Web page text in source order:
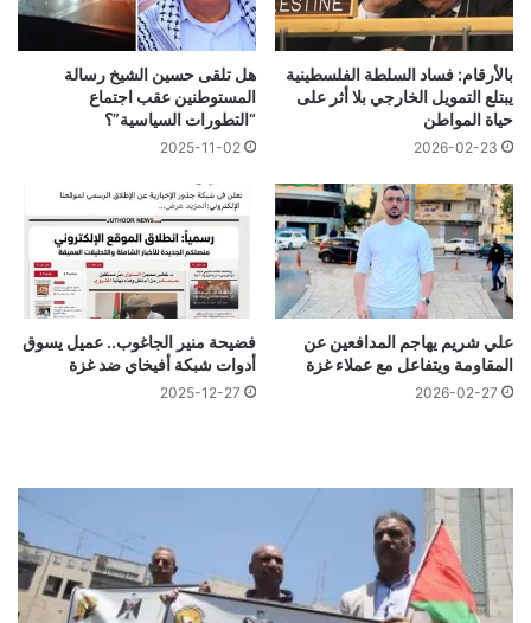
بالأرقام: فساد السلطة الفلسطينية
يبتلع التمويل الخارجي بلا أثر على
حياة المواطن
2026-02-23
هل تلقى حسين الشيخ رسالة
المستوطنين عقب اجتماع
“التطورات السياسية”؟
2025-11-02
علي شريم يهاجم المدافعين عن
المقاومة ويتفاعل مع عملاء غزة
2026-02-27
فضيحة منير الجاغوب.. عميل يسوق
أدوات شبكة أفيخاي ضد غزة
2025-12-27